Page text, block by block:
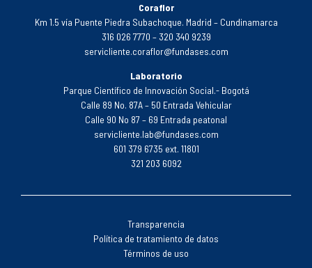
Coraflor
Km 1.5 vía Puente Piedra Subachoque. Madrid – Cundinamarca
316 026 7770 – 320 340 9239
servicliente.coraflor@fundases.com
Laboratorio
Parque Científico de Innovación Social.- Bogotá
Calle 89 No. 87A – 50 Entrada Vehicular
Calle 90 No 87 – 69 Entrada peatonal
servicliente.lab@fundases.com
601 379 6735 ext. 11801
321 203 6092
Transparencia
Política de tratamiento de datos
Términos de uso